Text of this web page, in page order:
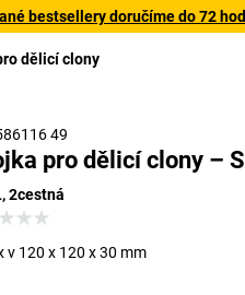
bestsellery doručíme do 72
dělicí clony
49
pro dělicí clony –
2cestná
v 120 x 120 x 30 mm